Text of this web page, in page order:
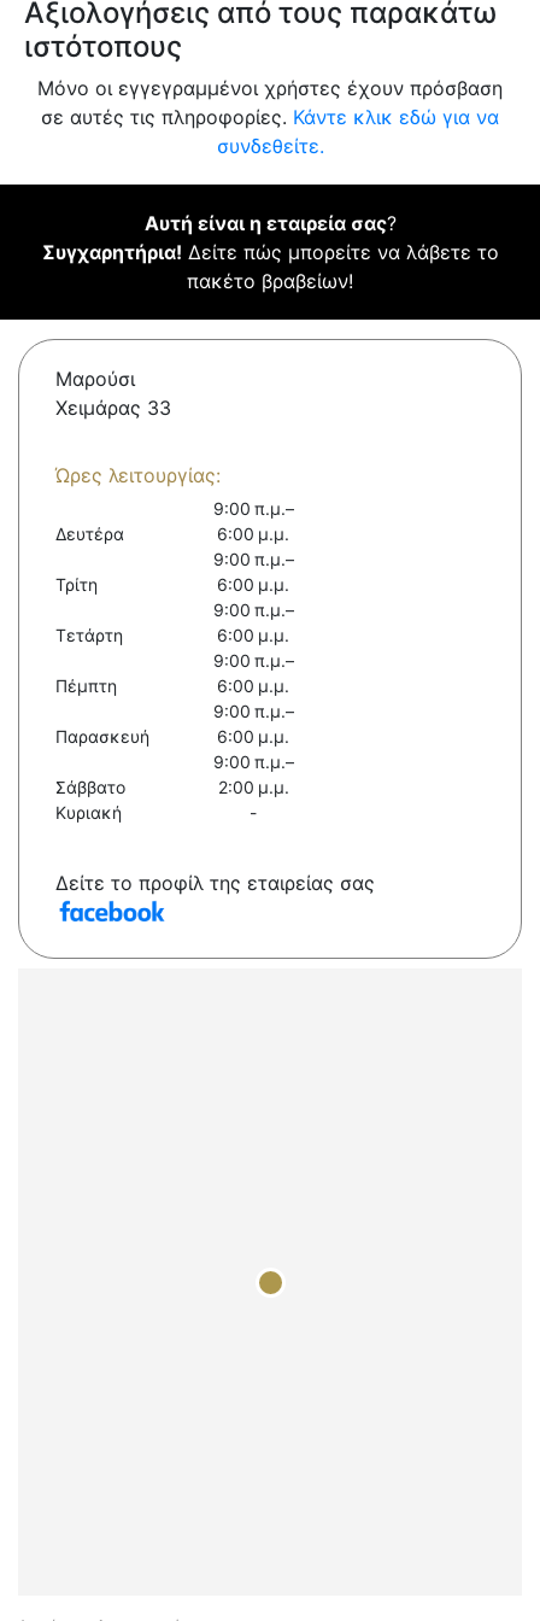
Αξιολογήσεις από τους παρακάτω
ιστότοπους
Μόνο οι εγγεγραμμένοι χρήστες έχουν πρόσβαση
σε αυτές τις πληροφορίες. Κάντε κλικ εδώ για να
συνδεθείτε.
Αυτή είναι η εταιρεία σας?
Συγχαρητήρια! Δείτε πώς μπορείτε να λάβετε το
πακέτο βραβείων!
Μαρούσι
Χειμάρας 33
Ώρες λειτουργίας:
Δευτέρα
9:00 π.μ.–
6:00 μ.μ.
Τρίτη
9:00 π.μ.–
6:00 μ.μ.
Τετάρτη
9:00 π.μ.–
6:00 μ.μ.
Πέμπτη
9:00 π.μ.–
6:00 μ.μ.
Παρασκευή
9:00 π.μ.–
6:00 μ.μ.
Σάββατο
9:00 π.μ.–
2:00 μ.μ.
Κυριακή
-
Δείτε το προφίλ της εταιρείας σας